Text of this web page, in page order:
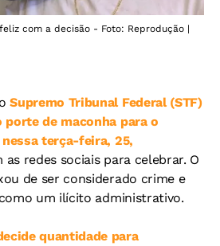
com a decisão - Foto: Reprodução |
Supremo Tribunal Federal (STF)
de maconha para o
terça-feira, 25,
as redes sociais para celebrar. O
de ser considerado crime e
um ilícito administrativo.
quantidade para